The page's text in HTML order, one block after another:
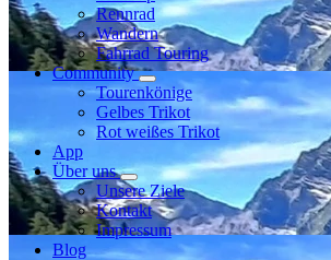
Rennrad
Wandern
Fahrrad Touring
Community
Tourenkönige
Gelbes Trikot
Rot weißes Trikot
App
Über uns
Unsere Ziele
Kontakt
Impressum
Blog